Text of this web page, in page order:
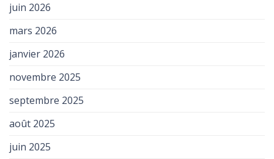
juin 2026
mars 2026
janvier 2026
novembre 2025
septembre 2025
août 2025
juin 2025